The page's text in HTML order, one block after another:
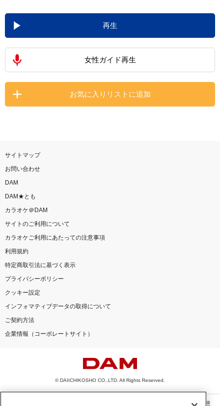
DAMの新曲・ランキングなど
カラオケ最新情報をチェック！
家族や友達と一緒に！練習にも！
再生
女性ガイド再生
お気に入りリストに追加
サイトマップ
お問い合わせ
DAM
DAM★とも
カラオケ＠DAM
サイトのご利用について
カラオケご利用にあたっての注意事項
利用規約
特定商取引法に基づく表示
プライバシーポリシー
クッキー設定
インフォマティブデータの取得について
ご契約方法
企業情報（コーポレートサイト）
© DAIICHIKOSHO CO.,LTD. All Rights Reserved.
このサイトに掲載されている一切の文章・画像・写真・動画・音声等を、手段や形態